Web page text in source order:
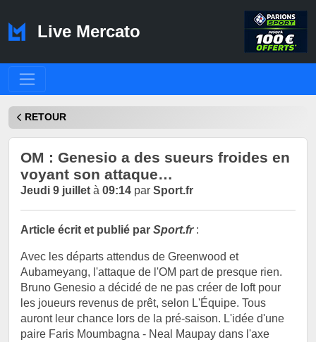
Live Mercato
RETOUR
OM : Genesio a des sueurs froides en
voyant son attaque…
Jeudi 9 juillet à 09:14 par Sport.fr
Article écrit et publié par Sport.fr:
Avec les départs attendus de Greenwood et
Aubameyang, l'attaque de l'OM part de presque rien.
Bruno Genesio a décidé de ne pas créer de loft pour
les joueurs revenus de prêt, selon L'Équipe. Tous
auront leur chance lors de la pré-saison. L'idée d'une
paire Faris Moumbagna - Neal Maupay dans l'axe